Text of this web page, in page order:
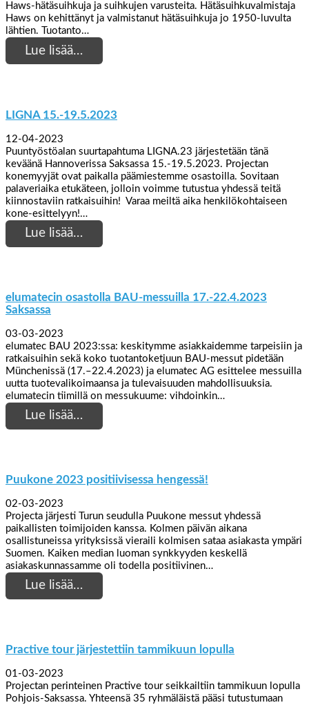
Haws-hätäsuihkuja ja suihkujen varusteita. Hätäsuihkuvalmistaja
Haws on kehittänyt ja valmistanut hätäsuihkuja jo 1950-luvulta
lähtien. Tuotanto…
Lue lisää…
LIGNA 15.-19.5.2023
12-04-2023
Puuntyöstöalan suurtapahtuma LIGNA.23 järjestetään tänä
keväänä Hannoverissa Saksassa 15.-19.5.2023. Projectan
konemyyjät ovat paikalla päämiestemme osastoilla. Sovitaan
palaveriaika etukäteen, jolloin voimme tutustua yhdessä teitä
kiinnostaviin ratkaisuihin! Varaa meiltä aika henkilökohtaiseen
kone-esittelyyn!…
Lue lisää…
elumatecin osastolla BAU-messuilla 17.-22.4.2023
Saksassa
03-03-2023
elumatec BAU 2023:ssa: keskitymme asiakkaidemme tarpeisiin ja
ratkaisuihin sekä koko tuotantoketjuun BAU-messut pidetään
Münchenissä (17.–22.4.2023) ja elumatec AG esittelee messuilla
uutta tuotevalikoimaansa ja tulevaisuuden mahdollisuuksia.
elumatecin tiimillä on messukuume: vihdoinkin…
Lue lisää…
Puukone 2023 positiivisessa hengessä!
02-03-2023
Projecta järjesti Turun seudulla Puukone messut yhdessä
paikallisten toimijoiden kanssa. Kolmen päivän aikana
osallistuneissa yrityksissä vieraili kolmisen sataa asiakasta ympäri
Suomen. Kaiken median luoman synkkyyden keskellä
asiakaskunnassamme oli todella positiivinen…
Lue lisää…
Practive tour järjestettiin tammikuun lopulla
01-03-2023
Projectan perinteinen Practive tour seikkailtiin tammikuun lopulla
Pohjois-Saksassa. Yhteensä 35 ryhmäläistä pääsi tutustumaan